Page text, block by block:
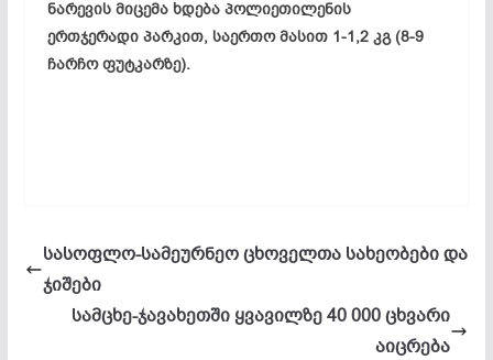
ნარევის მიცემა ხდება პოლიეთილენის
ერთჯერადი პარკით, საერთო მასით 1-1,2 კგ (8-9
ჩარჩო ფუტკარზე).
სასოფლო-სამეურნეო ცხოველთა სახეობები და
ჯიშები
სამცხე-ჯავახეთში ყვავილზე 40 000 ცხვარი
აიცრება